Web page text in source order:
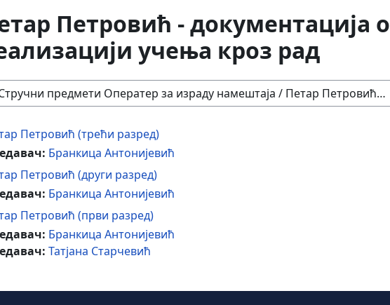
Петровић - документација о
учења кроз рад
курсева
Петровић (трећи разред)
Бранкица Антонијевић
Петровић (други разред)
Бранкица Антонијевић
Петровић (први разред)
Бранкица Антонијевић
Татјана Старчевић